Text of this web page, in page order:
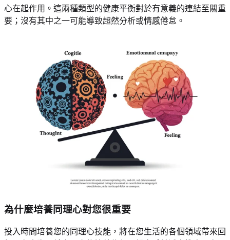
心在起作用。這兩種類型的健康平衡對於有意義的連結至關重
要；沒有其中之一可能導致超然分析或情感倦怠。
為什麼培養同理心對您很重要
投入時間培養您的同理心技能，將在您生活的各個領域帶來回